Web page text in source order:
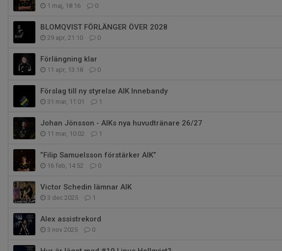
1 maj, 18:16 0
BLOMQVIST FÖRLÄNGER ÖVER 2028
29 apr, 21:10 0
Förlängning klar
11 apr, 13:18 0
Förslag till ny styrelse AIK Innebandy
31 mar, 11:01 1
Johan Jönsson - AIKs nya huvudtränare 26/27
11 mar, 10:02 1
”Filip Samuelsson förstärker AIK”
16 feb, 14:52 0
Victor Schedin lämnar AIK
3 dec 2025 1
Alex assistrekord
3 nov 2025 0